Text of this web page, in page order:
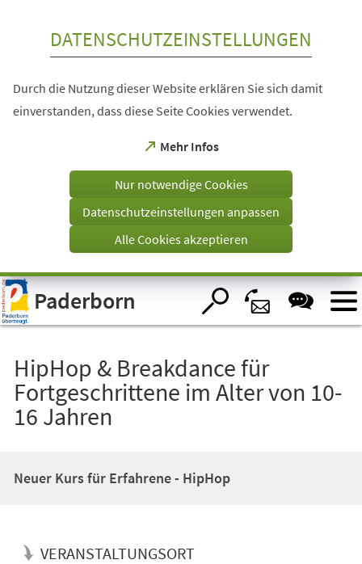
Visuelle
Assistenzsoftware
öffnen.
DATENSCHUTZEINSTELLUNGEN
Durch die Nutzung dieser Website erklären Sie sich damit
einverstanden, dass diese Seite Cookies verwendet.
Mehr Infos
(Öffnet
einem
Tab)
Nur notwendige Cookies
Datenschutzeinstellungen anpassen
Alle Cookies akzeptieren
Paderborn
HipHop & Breakdance für
Fortgeschrittene im Alter von 10-
16 Jahren
Neuer Kurs für Erfahrene - HipHop
VERANSTALTUNGSORT